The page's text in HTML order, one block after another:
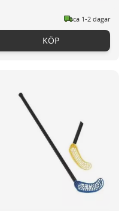
ca 1-2 dagar
KÖP